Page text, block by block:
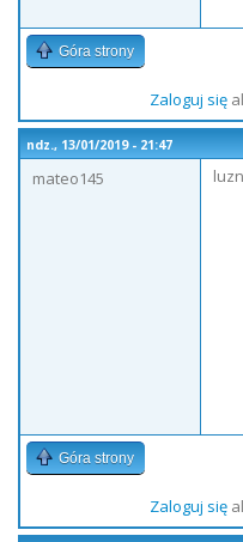
Góra strony
Zaloguj się
ndz., 13/01/2019 - 21:47
mateo145
Góra strony
Zaloguj się